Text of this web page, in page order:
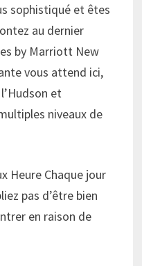
sophistiqué et êtes
au dernier
by Marriott New
vous attend ici,
et
niveaux de
Heure Chaque jour
pas d’être bien
en raison de